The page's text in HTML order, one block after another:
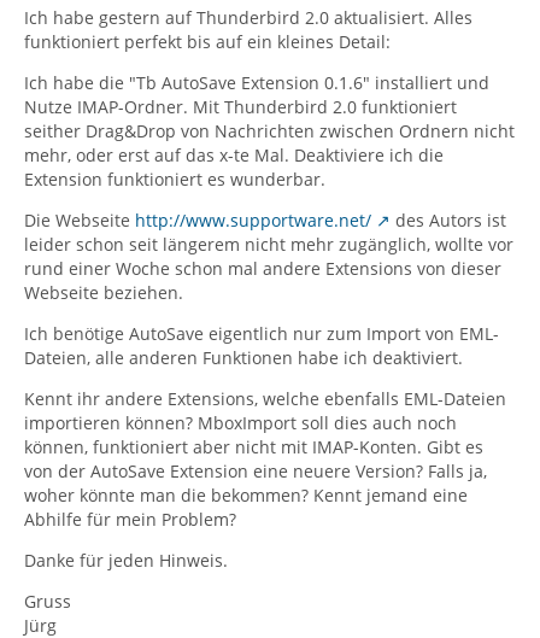
Ich habe gestern auf Thunderbird 2.0 aktualisiert. Alles
funktioniert perfekt bis auf ein kleines Detail:
Ich habe die "Tb AutoSave Extension 0.1.6" installiert und
Nutze IMAP-Ordner. Mit Thunderbird 2.0 funktioniert
seither Drag&Drop von Nachrichten zwischen Ordnern nicht
mehr, oder erst auf das x-te Mal. Deaktiviere ich die
Extension funktioniert es wunderbar.
Die Webseite http://www.supportware.net/
des Autors ist
leider schon seit längerem nicht mehr zugänglich, wollte vor
rund einer Woche schon mal andere Extensions von dieser
Webseite beziehen.
Ich benötige AutoSave eigentlich nur zum Import von EML-
Dateien, alle anderen Funktionen habe ich deaktiviert.
Kennt ihr andere Extensions, welche ebenfalls EML-Dateien
importieren können? MboxImport soll dies auch noch
können, funktioniert aber nicht mit IMAP-Konten. Gibt es
von der AutoSave Extension eine neuere Version? Falls ja,
woher könnte man die bekommen? Kennt jemand eine
Abhilfe für mein Problem?
Danke für jeden Hinweis.
Gruss
Jürg